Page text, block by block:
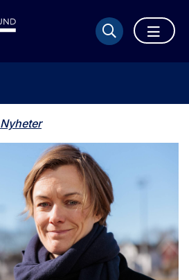
Nyheter